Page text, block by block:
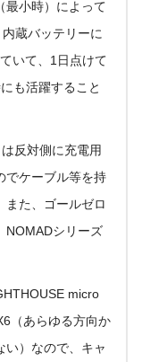
最小時）によって
蔵バッテリーに
いて、1日点けて
も活躍すること
反対側に充電用
でケーブル等を持
また、ゴールゼロ
NOMADシリーズ
micro
（あらゆる方向か
い）なので、キャ